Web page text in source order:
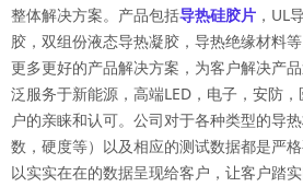
整体解决方案。产品包括导热硅胶片 ，UL
胶，双组份液态导热凝胶，导热绝缘材料
更多更好的产品解决方案，为客户解决产
泛服务于新能源，高端LED，电子，安防
户的亲睐和认可。公司对于各种类型的导
数，硬度等）以及相应的测试数据都是严格
以实实在在的数据呈现给客户，让客户踏